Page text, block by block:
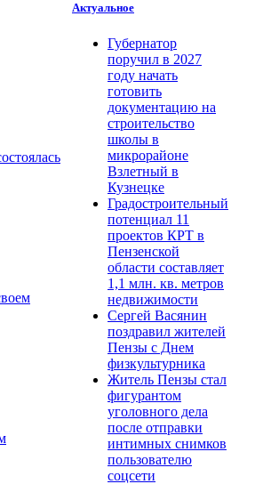
Актуальное
Губернатор
поручил в 2027
году начать
готовить
документацию на
строительство
школы в
микрорайоне
Взлетный в
Кузнецке
Градостроительный
потенциал 11
проектов КРТ в
Пензенской
области составляет
1,1 млн. кв. метров
недвижимости
Сергей Васянин
поздравил жителей
Пензы с Днем
физкультурника
Житель Пензы стал
фигурантом
уголовного дела
после отправки
интимных снимков
пользователю
соцсети